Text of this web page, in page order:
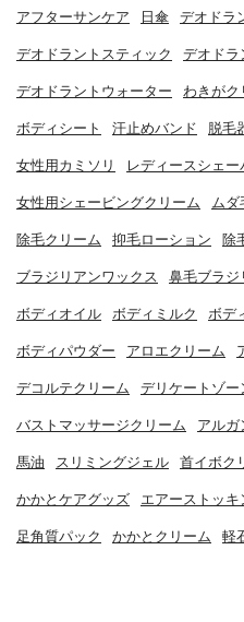
アフターサンケア 日傘 デオドラ
デオドラントスティック デオドラ
デオドラントウォーター わきがク
ボディシート 汗止めバンド 脱毛
女性用カミソリ レディースシェー
女性用シェービングクリーム ムダ
除毛クリーム 抑毛ローション 除
ブラジリアンワックス 鼻毛ブラジ
ボディオイル ボディミルク ボデ
ボディパウダー アロエクリーム
デコルテクリーム デリケートゾー
バストマッサージクリーム アルガ
馬油 スリミングジェル 首イボク
かかとケアグッズ エアーストッキ
足角質パック かかとクリーム 軽